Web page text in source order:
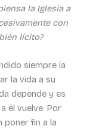
la Iglesia a
con
lícito?
siempre la
la vida a su
depende y es
él vuelve. Por
poner fin a la